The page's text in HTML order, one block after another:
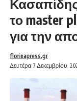
το master
για την
Δευτέρα 7 Δεκεμβρίου,
florinapress.gr